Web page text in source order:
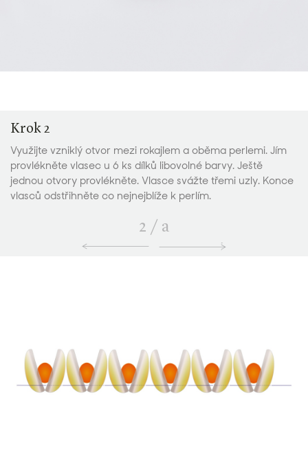
Krok 2
Využijte vzniklý otvor mezi rokajlem a oběma perlemi. Jím
provlékněte vlasec u 6 ks dílků libovolné barvy. Ještě
jednou otvory provlékněte. Vlasce svážte třemi uzly. Konce
vlasců odstřihněte co nejnejblíže k perlím.
2 / a